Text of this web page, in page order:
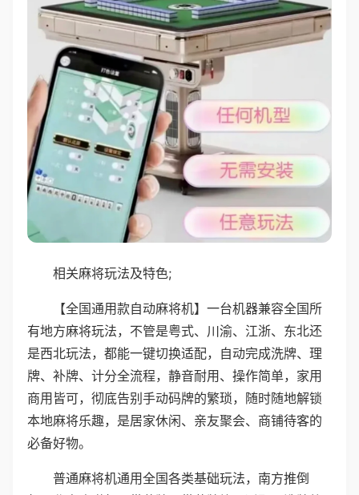
相关麻将玩法及特色;
【全国通用款自动麻将机】一台机器兼容全国所
有地方麻将玩法，不管是粤式、川渝、江浙、东北还
是西北玩法，都能一键切换适配，自动完成洗牌、理
牌、补牌、计分全流程，静音耐用、操作简单，家用
商用皆可，彻底告别手动码牌的繁琐，随时随地解锁
本地麻将乐趣，是居家休闲、亲友聚会、商铺待客的
必备好物。
普通麻将机通用全国各类基础玩法，南方推倒